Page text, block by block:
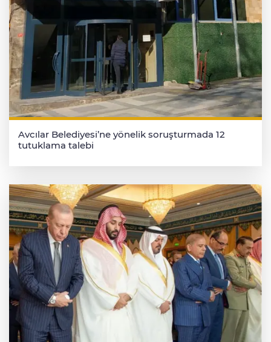
Avcılar Belediyesi’ne yönelik soruşturmada 12
tutuklama talebi